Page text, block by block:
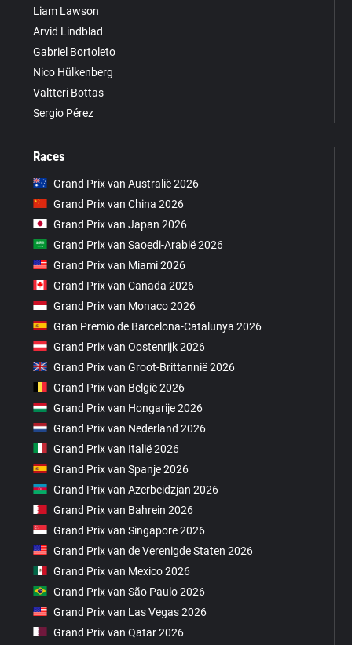
Liam Lawson
Arvid Lindblad
Gabriel Bortoleto
Nico Hülkenberg
Valtteri Bottas
Sergio Pérez
Races
Grand Prix van Australië 2026
Grand Prix van China 2026
Grand Prix van Japan 2026
Grand Prix van Saoedi-Arabië 2026
Grand Prix van Miami 2026
Grand Prix van Canada 2026
Grand Prix van Monaco 2026
Gran Premio de Barcelona-Catalunya 2026
Grand Prix van Oostenrijk 2026
Grand Prix van Groot-Brittannië 2026
Grand Prix van België 2026
Grand Prix van Hongarije 2026
Grand Prix van Nederland 2026
Grand Prix van Italië 2026
Grand Prix van Spanje 2026
Grand Prix van Azerbeidzjan 2026
Grand Prix van Bahrein 2026
Grand Prix van Singapore 2026
Grand Prix van de Verenigde Staten 2026
Grand Prix van Mexico 2026
Grand Prix van São Paulo 2026
Grand Prix van Las Vegas 2026
Grand Prix van Qatar 2026